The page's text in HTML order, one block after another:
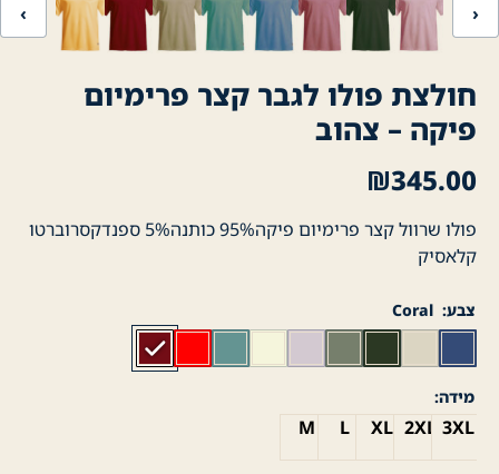
‹ ›
חולצת פולו לגבר קצר פרימיום
פיקה – צהוב
₪345.00
פולו שרוול קצר פרימיום פיקה95% כותנה5% ספנדקסרוברטו
קלאסיק
צבע Coral
מידה
M L XL 2XL 3XL